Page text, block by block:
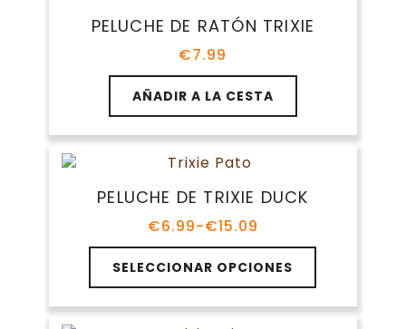
PELUCHE DE RATÓN TRIXIE
€7.99
AÑADIR A LA CESTA
PELUCHE DE TRIXIE DUCK
€6.99-€15.09
Rango
de
precios:
desde
€6.99
hasta
SELECCIONAR OPCIONES
Este
producto
tiene
múltiples